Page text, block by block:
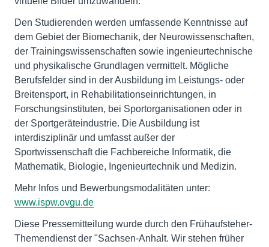
Den Studierenden werden umfassende Kenntnisse auf
dem Gebiet der Biomechanik, der Neurowissenschaften,
der Trainingswissenschaften sowie ingenieurtechnische
und physikalische Grundlagen vermittelt. Mögliche
Berufsfelder sind in der Ausbildung im Leistungs- oder
Breitensport, in Rehabilitationseinrichtungen, in
Forschungsinstituten, bei Sportorganisationen oder in
der Sportgeräteindustrie. Die Ausbildung ist
interdisziplinär und umfasst außer der
Sportwissenschaft die Fachbereiche Informatik, die
Mathematik, Biologie, Ingenieurtechnik und Medizin.
Mehr Infos und Bewerbungsmodalitäten unter:
www.ispw.ovgu.de
Diese Pressemitteilung wurde durch den Frühaufsteher-
Themendienst der "Sachsen-Anhalt. Wir stehen früher